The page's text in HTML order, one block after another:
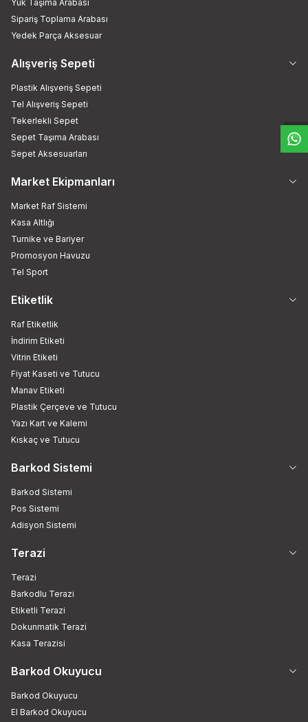
Yük Taşıma Arabası
Sipariş Toplama Arabası
Yedek Parça Aksesuar
Alışveriş Sepeti
Plastik Alışveriş Sepeti
Tel Alışveriş Sepeti
Tekerlekli Sepet
Sepet Taşıma Arabası
Sepet Aksesuarları
Market Ekipmanları
Market Raf Sistemi
Kasa Altlığı
Turnike ve Bariyer
Promosyon Havuzu
Tel Sport
Etiketlik
Raf Etiketlik
İndirim Etiketi
Vitrin Etiketi
Fiyat Kaseti ve Tutucu
Manav Etiketi
Plastik Çerçeve ve Tutucu
Yazı Kart ve Kalemi
Kıskaç ve Tutucu
Barkod Sistemi
Barkod Sistemi
Pos Sistemi
Adisyon Sistemi
Terazi
Terazi
Barkodlu Terazi
Etiketli Terazi
Dokunmatik Terazi
Kasa Terazisi
Barkod Okuyucu
Barkod Okuyucu
El Barkod Okuyucu